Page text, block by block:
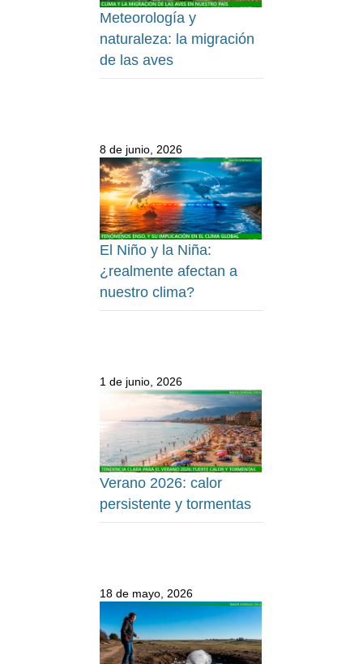
Meteorología y
naturaleza: la migración
de las aves
8 de junio, 2026
El Niño y la Niña:
¿realmente afectan a
nuestro clima?
1 de junio, 2026
Verano 2026: calor
persistente y tormentas
18 de mayo, 2026